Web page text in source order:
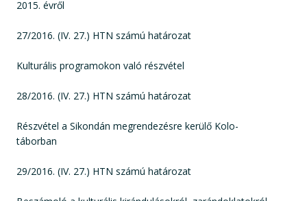
2015. évről
27/2016. (IV. 27.) HTN számú határozat
Kulturális programokon való részvétel
28/2016. (IV. 27.) HTN számú határozat
Részvétel a Sikondán megrendezésre kerülő Kolo-
táborban
29/2016. (IV. 27.) HTN számú határozat